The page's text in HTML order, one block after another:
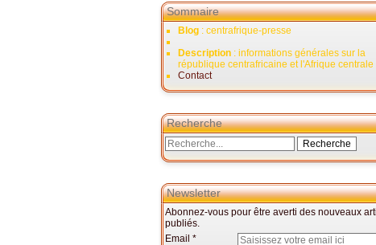
Sommaire
Blog : centrafrique-presse
Description : informations générales sur la
république centrafricaine et l'Afrique centrale
Contact
Recherche
Newsletter
Abonnez-vous pour être averti des nouveaux
publiés.
Email